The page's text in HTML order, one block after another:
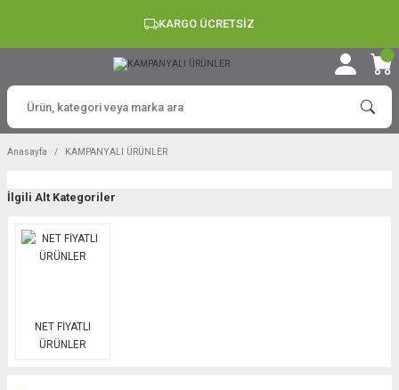
KARGO ÜCRETSİZ
Anasayfa KAMPANYALI ÜRÜNLER
İlgili Alt Kategoriler
NET FİYATLI
ÜRÜNLER